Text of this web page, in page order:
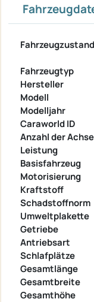
Fahrzeugzustand
Fahrzeugtyp
Hersteller
Modell
Modelljahr
Caraworld ID
Anzahl der
Leistung
Basisfahrzeug
Motorisierung
Kraftstoff
Schadstoffnorm
Umweltplakette
Getriebe
Antriebsart
Schlafplätze
Gesamtlänge
Gesamtbreite
Gesamthöhe